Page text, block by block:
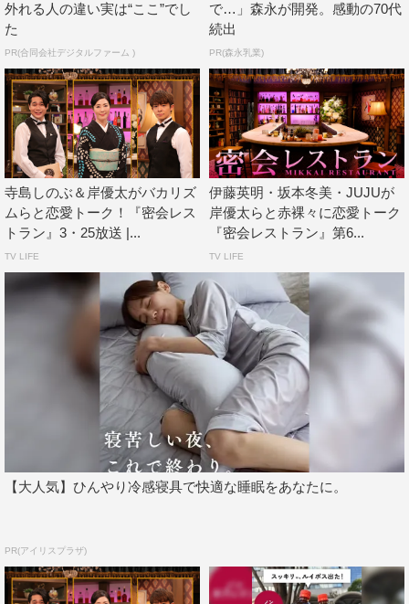
King & Prince 岸優太
外れる人の違い実は“ここ”でし
た
PR(合同会社デジタルファーム )
で…」森永が開発。感動の70代
続出
PR(森永乳業)
寺島しのぶ＆岸優太がバカリズ
ムらと恋愛トーク！『密会レス
トラン』3・25放送 |...
TV LIFE
伊藤英明・坂本冬美・JUJUが
岸優太らと赤裸々に恋愛トーク
『密会レストラン』第6...
TV LIFE
【大人気】ひんやり冷感寝具で快適な睡眠をあなたに。
PR(アイリスプラザ)